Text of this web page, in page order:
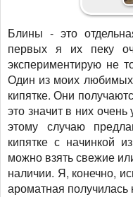
Блины - это
первых я их пеку
экспериментирую не
Один из моих
кипятке. Они
это значит в них
этому случаю
кипятке с начинкой
можно взять свежие
наличии. Я, конечно,
ароматная получилась